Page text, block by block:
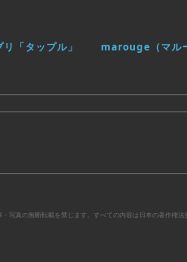
「タップル」
marouge（マル
写真の無断転載を禁じます。すべての内容は日本の著作権法